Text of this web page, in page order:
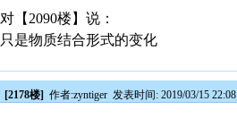
对【2090楼】说：
只是物质结合形式的变化
[2178楼] 作者:zyntiger 发表时间: 2019/03/15 22:08